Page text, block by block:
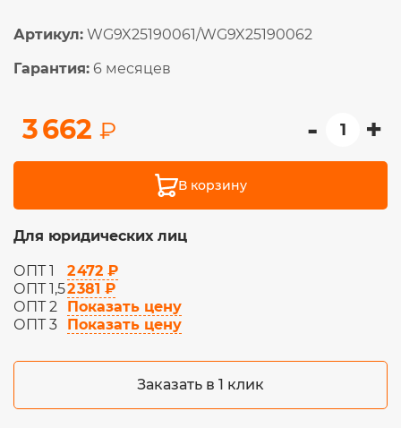
Артикул: WG9X25190061/WG9X25190062
Гарантия: 6 месяцев
3 662 ₽ - +
В корзину
Для юридических лиц
ОПТ 1
2 472 ₽
ОПТ 1,52 381 ₽
ОПТ 2
Показать цену
ОПТ 3
Показать цену
Заказать в 1 клик